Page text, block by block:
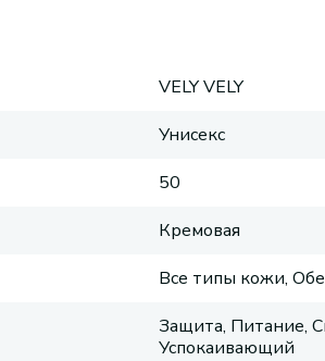
VELY VELY
Унисекс
50
Кремовая
Все типы кожи,
Защита, Питание,
Успокаивающий